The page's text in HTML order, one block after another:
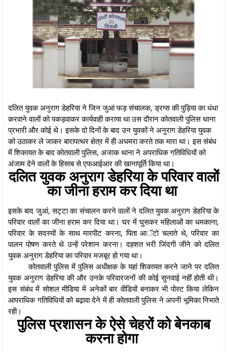
दलित युवक अनुराग डेहरिया ने जिन जुआं फड़ संचालक, ड्रग्स की पुड़िया का धंधा
करवाने वालों को पकड़वाकर कार्यवाही कराया था उस दौरान कोतवाली पुलिस थाना
प्रभारी और कोई थे। इसके दो दिनों के बाद उन युवकों ने अनुराग डेहरिया युवक
को उठाकर ले जाकर बारापत्थर क्षेत्र में ही अधमरा करते तक मारा था। इस संबंध
में शिकायत के बाद कोतवाली पुलिस, अजाक थाना ने अपराधिक गतिविधियों को
अंजाम देने वालों के हिसाब से एफआईआर की खानापूर्ति किया था।
दलित युवक अनुराग डेहरिया के परिवार वालों
का जीना हराम कर दिया था
इसके बाद जुआं, सट्टा का संचालन करने वालों ने दलित युवक अनुराग डेहरिया के
परिवार वालों का जीना हराम कर दिया था। घर में घुसकर महिलाओं का धमकाना,
परिवार के सदस्यों के साथ मारपीट करना, पिता आॅटो चलाते थे, परिवार का
पालन पोषण करते थे उन्हें परेशान करना। दहशत भरी जिंदगी जीने को दलित
युवक अनुराग डेहरिया का परिवार मजबूर हो गया था।
कोतवाली पुलिस में पुलिस अधीक्षक के यहां शिकायत करने जाने पर दलित
युवक अनुराग डेहरिया की और उनके परिवारजनों की कोई सुनवाई नहीं होती थी।
इस संबंध में सोशल मीडिया में अनेकों बार वीडियों बनाकर भी पोस्ट किया लेकिन
आपराधिक गतिविधियों को बढ़ावा देने में ही कोतवाली पुलिस ने अपनी भूमिका निभाते
रही।
पुलिस प्रशासन के ऐसे चेहरों को बेनकाब
करना होगा